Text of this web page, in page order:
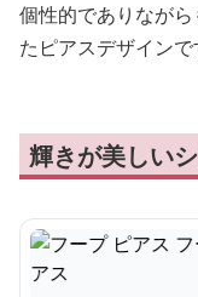
個性的でありなが
たピアスデザインで
輝きが美しい